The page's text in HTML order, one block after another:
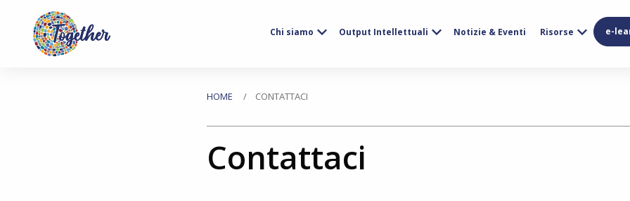
Chi siamo Output Intellettuali Notizie & Eventi Risorse e-
Tu
sei
qui
HOME CONTATTACI
Contattaci